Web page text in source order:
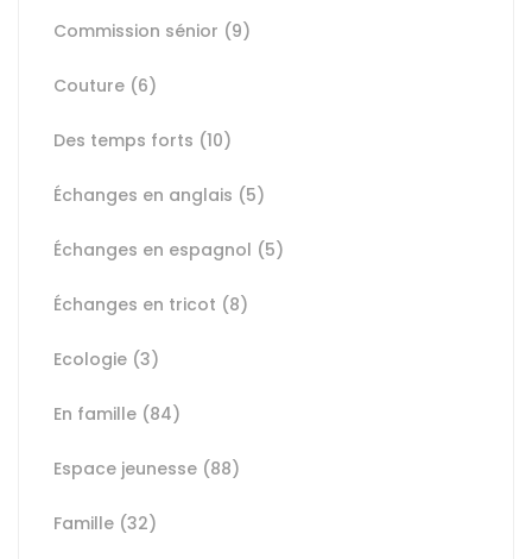
Commission sénior (9)
Couture (6)
Des temps forts (10)
Échanges en anglais (5)
Échanges en espagnol (5)
Échanges en tricot (8)
Ecologie (3)
En famille (84)
Espace jeunesse (88)
Famille (32)